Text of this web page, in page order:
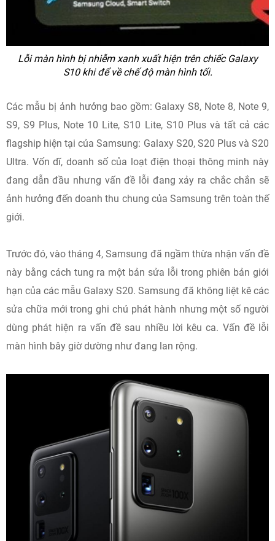
Lỗi màn hình bị nhiễm xanh xuất hiện trên chiếc Galaxy
S10 khi để về chế độ màn hình tối.
Các mẫu bị ảnh hưởng bao gồm: Galaxy S8, Note 8, Note 9,
S9, S9 Plus, Note 10 Lite, S10 Lite, S10 Plus và tất cả các
flagship hiện tại của Samsung: Galaxy S20, S20 Plus và S20
Ultra. Vốn dĩ, doanh số của loạt điện thoại thông minh này
đang dẫn đầu nhưng vấn đề lỗi đang xảy ra chắc chắn sẽ
ảnh hưởng đến doanh thu chung của Samsung trên toàn thế
giới.
Trước đó, vào tháng 4, Samsung đã ngầm thừa nhận vấn đề
này bằng cách tung ra một bản sửa lỗi trong phiên bản giới
hạn của các mẫu Galaxy S20. Samsung đã không liệt kê các
sửa chữa mới trong ghi chú phát hành nhưng một số người
dùng phát hiện ra vấn đề sau nhiều lời kêu ca. Vấn đề lỗi
màn hình bây giờ dường như đang lan rộng.